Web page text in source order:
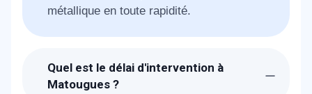
métallique en toute rapidité.
Quel est le délai d'intervention à
Matougues ?